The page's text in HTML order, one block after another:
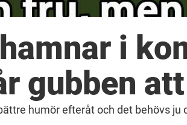
i
gubben
humör efteråt och det behövs ju